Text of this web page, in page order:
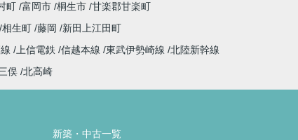
町 富岡市 桐生市 甘楽郡甘楽町
相生町 藤岡
新田上江田町
上信電鉄 信越本線 東武伊勢崎線 北陸新幹線
俣 北高崎
新築・中古一覧